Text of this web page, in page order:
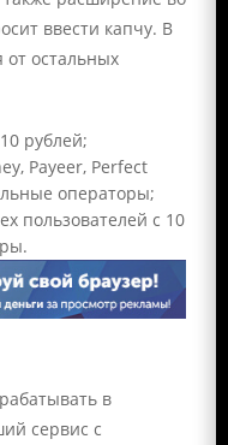
ввести капчу. В
от остальных
рублей;
Payeer, Perfect
операторы;
пользователей с 10
в
сервис с